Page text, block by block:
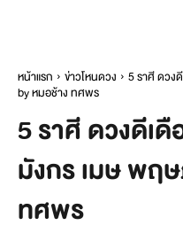
หน้าแรก ข่าวโหนดวง
5 ราศี ดวง
by หมอช้าง ทศพร
5 ราศี ดวงดีเ
มังกร เมษ พฤ
ทศพร